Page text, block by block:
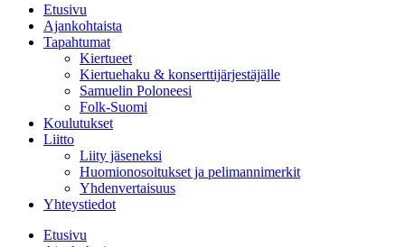
Etusivu
Ajankohtaista
Tapahtumat
Kiertueet
Kiertuehaku & konserttijärjestäjälle
Samuelin Poloneesi
Folk-Suomi
Koulutukset
Liitto
Liity jäseneksi
Huomionosoitukset ja pelimannimerkit
Yhdenvertaisuus
Yhteystiedot
Etusivu